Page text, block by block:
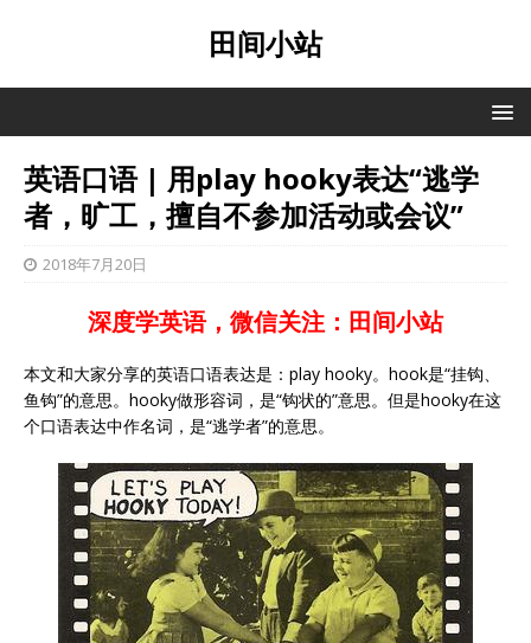
田间小站
英语口语 | 用play hooky表达“逃学
者，旷工，擅自不参加活动或会议”
2018年7月20日
深度学英语，微信关注：田间小站
本文和大家分享的英语口语表达是：play hooky。hook是“挂钩、
鱼钩”的意思。hooky做形容词，是“钩状的”意思。但是hooky在这
个口语表达中作名词，是“逃学者”的意思。